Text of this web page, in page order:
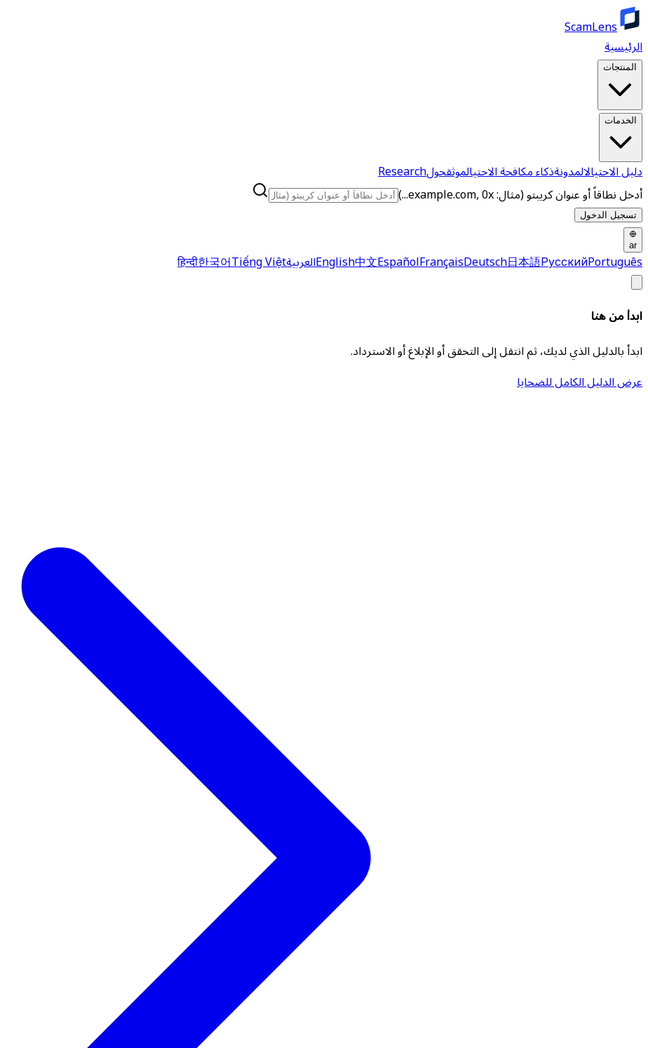
ScamLens
الرئيسية
المنتجات
الخدمات
دليل الاحتيالالمدونةذكاء مكافحة الاحتيالموثقحولResearch
أدخل نطاقاً أو عنوان كريبتو (مثال: example.com, 0x...)
تسجيل الدخول
ar
English中文EspañolFrançaisDeutsch日本語РусскийPortuguês العربية हिन्दी한국어Tiếng Việt
ابدأ من هنا
ابدأ بالدليل الذي لديك، ثم انتقل إلى التحقق أو الإبلاغ أو الاسترداد.
عرض الدليل الكامل للضحايا